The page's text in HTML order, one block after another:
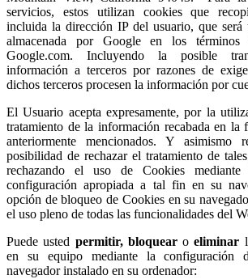
servicios, estos utilizan cookies que
incluida la dirección IP del usuario, que será
almacenada por Google en los
Google.com. Incluyendo la posible
información a terceros por razones de
dichos terceros procesen la información por
El Usuario acepta expresamente, por la
tratamiento de la información recabada en
anteriormente mencionados. Y asimismo
posibilidad de rechazar el tratamiento de
rechazando el uso de Cookies
configuración apropiada a tal fin en su
opción de bloqueo de Cookies en su
el uso pleno de todas las funcionalidades del
Puede usted permitir, bloquearoeliminar
en su equipo mediante la configuración
navegador instalado en su ordenador: